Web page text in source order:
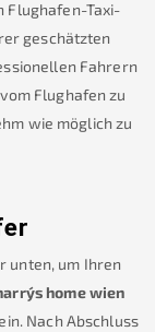
Flughafen-Taxi-
geschätzten
Fahrern
Flughafen zu
wie möglich zu
unten, um Ihren
home wien
Nach Abschluss